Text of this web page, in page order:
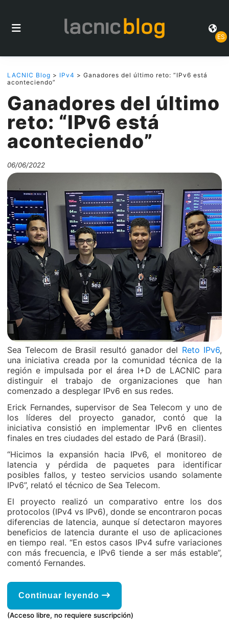
ES
LACNIC Blog > IPv4 > Ganadores del último reto: “IPv6 está
aconteciendo”
Ganadores del último
reto: “IPv6 está
aconteciendo”
06/06/2022
Sea Telecom de Brasil resultó ganador del Reto IPv6,
una iniciativa creada por la comunidad técnica de la
región e impulsada por el área I+D de LACNIC para
distinguir el trabajo de organizaciones que han
comenzado a desplegar IPv6 en sus redes.
Erick Fernandes, supervisor de Sea Telecom y uno de
los líderes del proyecto ganador, contó que la
iniciativa consistió en implementar IPv6 en clientes
finales en tres ciudades del estado de Pará (Brasil).
“Hicimos la expansión hacia IPv6, el monitoreo de
latencia y pérdida de paquetes para identificar
posibles fallos, y testeo servicios usando solamente
IPv6”, relató el técnico de Sea Telecom.
El proyecto realizó un comparativo entre los dos
protocolos (IPv4 vs IPv6), donde se encontraron pocas
diferencias de latencia, aunque sí detectaron mayores
beneficios de latencia durante el uso de aplicaciones
en tiempo real. “En estos casos IPv4 sufre variaciones
con más frecuencia, e IPv6 tiende a ser más estable”,
comentó Fernandes.
Continuar leyendo
(Acceso libre, no requiere suscripción)